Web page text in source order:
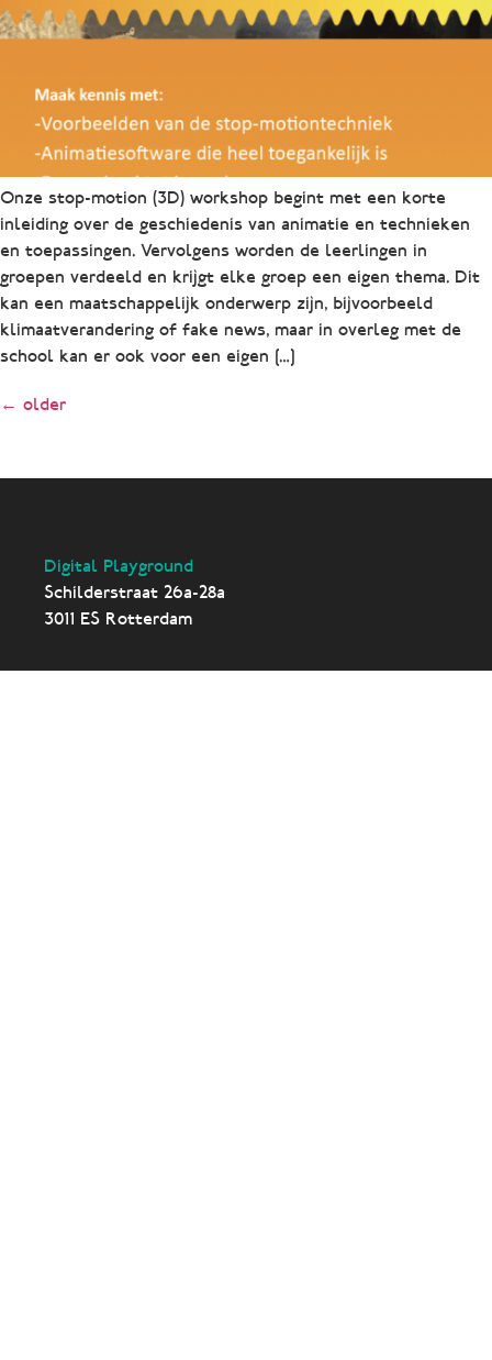
Onze stop-motion (3D) workshop begint met een korte
inleiding over de geschiedenis van animatie en technieken
en toepassingen. Vervolgens worden de leerlingen in
groepen verdeeld en krijgt elke groep een eigen thema. Dit
kan een maatschappelijk onderwerp zijn, bijvoorbeeld
klimaatverandering of fake news, maar in overleg met de
school kan er ook voor een eigen […]
← older
Digital Playground
Schilderstraat 26a-28a
3011 ES Rotterdam